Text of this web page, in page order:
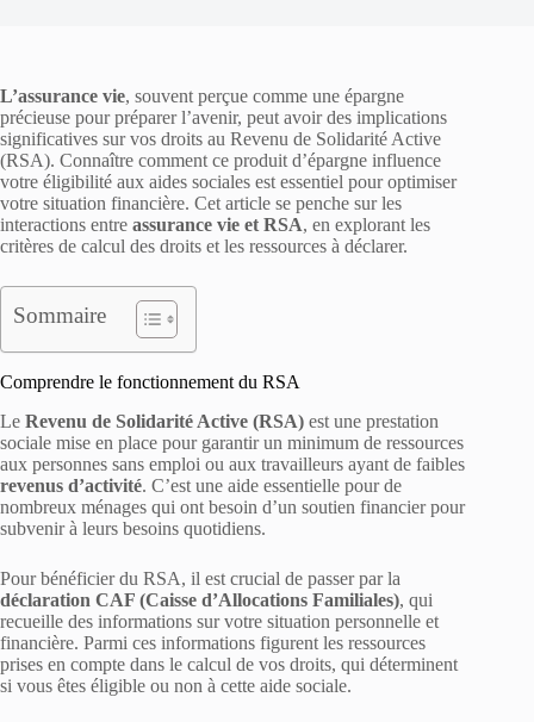
L’assurance vie, souvent perçue comme une épargne
précieuse pour préparer l’avenir, peut avoir des implications
significatives sur vos droits au Revenu de Solidarité Active
(RSA). Connaître comment ce produit d’épargne influence
votre éligibilité aux aides sociales est essentiel pour optimiser
votre situation financière. Cet article se penche sur les
interactions entre assurance vie et RSA, en explorant les
critères de calcul des droits et les ressources à déclarer.
Sommaire
Comprendre le fonctionnement du RSA
Le Revenu de Solidarité Active (RSA) est une prestation
sociale mise en place pour garantir un minimum de ressources
aux personnes sans emploi ou aux travailleurs ayant de faibles
revenus d’activité. C’est une aide essentielle pour de
nombreux ménages qui ont besoin d’un soutien financier pour
subvenir à leurs besoins quotidiens.
Pour bénéficier du RSA, il est crucial de passer par la
déclaration CAF (Caisse d’Allocations Familiales), qui
recueille des informations sur votre situation personnelle et
financière. Parmi ces informations figurent les ressources
prises en compte dans le calcul de vos droits, qui déterminent
si vous êtes éligible ou non à cette aide sociale.